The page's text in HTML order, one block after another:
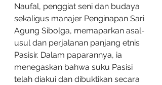
Naufal, penggiat seni dan budaya
sekaligus manajer Penginapan Sari
Agung Sibolga, memaparkan asal-
usul dan perjalanan panjang etnis
Pasisir. Dalam paparannya, ia
menegaskan bahwa suku Pasisi
telah diakui dan dibuktikan secara